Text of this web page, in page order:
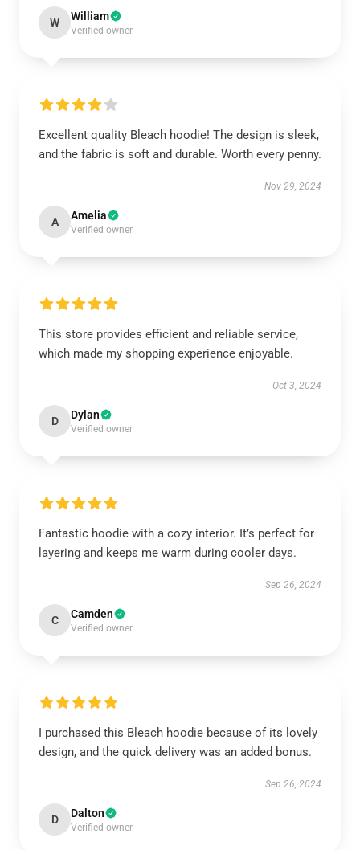
W William
Verified owner
Excellent quality Bleach hoodie! The design is sleek,
and the fabric is soft and durable. Worth every penny.
Nov 29, 2024
A Amelia
Verified owner
This store provides efficient and reliable service,
which made my shopping experience enjoyable.
Oct 3, 2024
D Dylan
Verified owner
Fantastic hoodie with a cozy interior. It’s perfect for
layering and keeps me warm during cooler days.
Sep 26, 2024
C Camden
Verified owner
I purchased this Bleach hoodie because of its lovely
design, and the quick delivery was an added bonus.
Sep 26, 2024
D Dalton
Verified owner